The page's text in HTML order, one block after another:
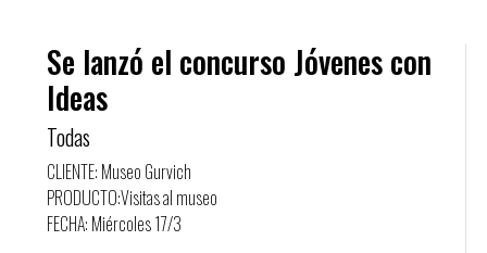
Se lanzó el concurso Jóvenes con
Ideas
Todas
CLIENTE: Museo Gurvich
PRODUCTO:Visitas al museo
FECHA: Miércoles 17/3